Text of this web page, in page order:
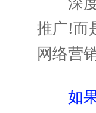
推广!而
网络营
如